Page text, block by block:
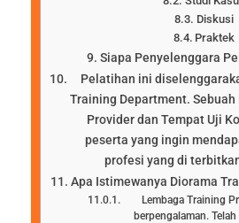
Diskusi
Praktek
Siapa Penyelenggara
Pelatihan ini
Training Department.
Provider dan Tempat Uji
peserta yang ingin
profesi yang di
Apa Istimewanya Diorama
Lembaga Training
berpengalaman.